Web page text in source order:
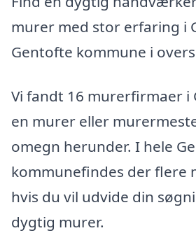
murer med stor erfaring i
Gentofte kommune i
Vi fandt 16 murerfirmaer i
en murer eller
omegn herunder. I hele
kommunefindes der flere
hvis du vil udvide din
dygtig murer.